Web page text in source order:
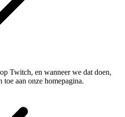
Twitch, en wanneer we dat doen,
aan onze homepagina.